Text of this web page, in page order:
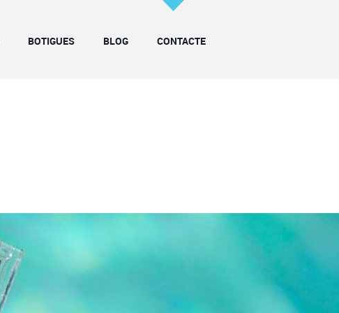
BOTIGUES BLOG CONTACTE